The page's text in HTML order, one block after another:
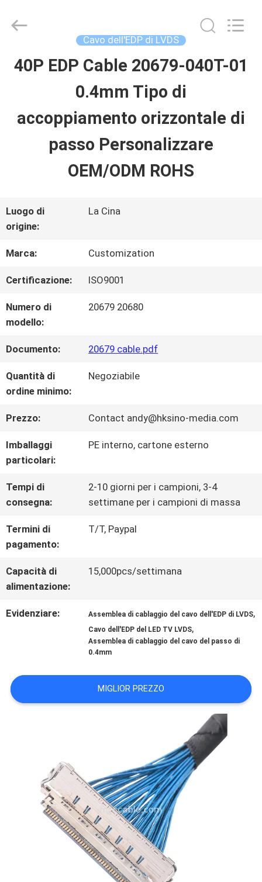
CASA.
PRODOTTI
DI
NOI
DELLA
FABBRICA
CONTROLLO
DELLA
QUALITÀ
CONTATTACI
NOTIZIE
CASI
CHIEDI
POLITICA
Media
Cavo dell'EDP di LVDS
40P EDP Cable 20679-040T-01
0.4mm Tipo di
accoppiamento orizzontale di
passo Personalizzare
OEM/ODM ROHS
Luogo di
origine:
La Cina
Marca: Customization
Certificazione: ISO9001
Numero di
modello:
20679 20680
Documento: 20679 cable.pdf
Quantità di
ordine minimo:
Negoziabile
Prezzo: Contact andy@hksino-media.com
Imballaggi
particolari:
PE interno, cartone esterno
Tempi di
consegna:
2-10 giorni per i campioni, 3-4
settimane per i campioni di massa
Termini di
pagamento:
T/T, Paypal
Capacità di
alimentazione:
15,000pcs/settimana
Evidenziare: Assemblea di cablaggio del cavo dell'EDP di LVDS,
Cavo dell'EDP del LED TV LVDS,
Assemblea di cablaggio del cavo del passo di
0.4mm
MIGLIOR PREZZO